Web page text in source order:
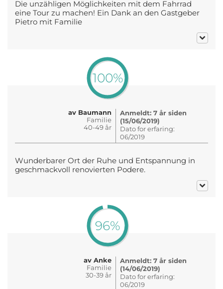
Die unzähligen Möglichkeiten mit dem Fahrrad
eine Tour zu machen! Ein Dank an den Gastgeber
Pietro mit Familie
100%
av Baumann
Familie
40-49 år
Anmeldt: 7 år siden
(15/06/2019)
Dato for erfaring:
06/2019
Wunderbarer Ort der Ruhe und Entspannung in
geschmackvoll renovierten Podere.
96%
av Anke
Familie
30-39 år
Anmeldt: 7 år siden
(14/06/2019)
Dato for erfaring:
06/2019